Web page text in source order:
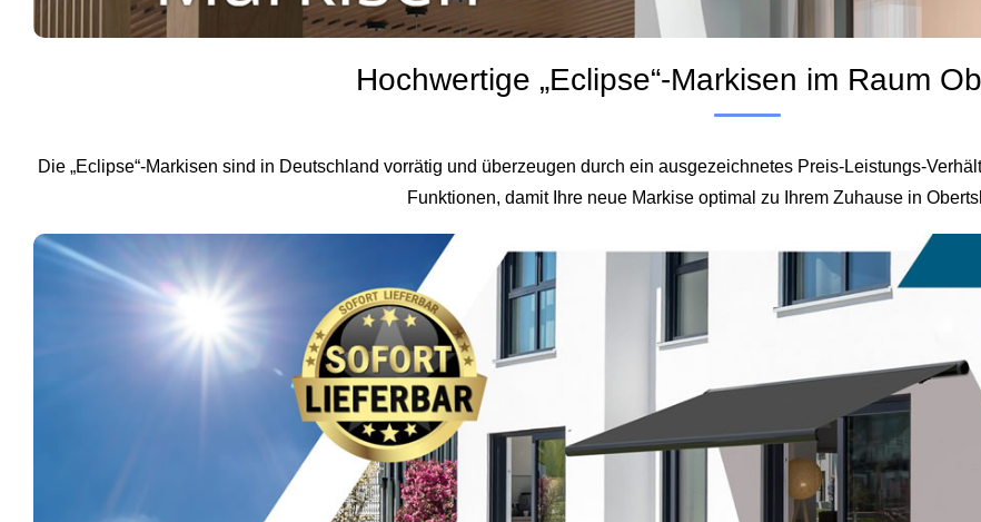
Hochwertige „Eclipse“-Markisen im Raum
Die „Eclipse“-Markisen sind in Deutschland vorrätig und überzeugen durch ein ausgezeichnetes
Funktionen, damit Ihre neue Markise optimal zu Ihrem Zuhause in